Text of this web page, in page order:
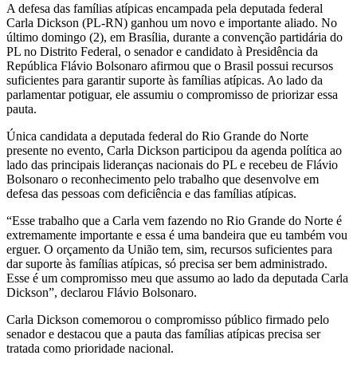
A defesa das famílias atípicas encampada pela deputada federal
Carla Dickson (PL-RN) ganhou um novo e importante aliado. No
último domingo (2), em Brasília, durante a convenção partidária do
PL no Distrito Federal, o senador e candidato à Presidência da
República Flávio Bolsonaro afirmou que o Brasil possui recursos
suficientes para garantir suporte às famílias atípicas. Ao lado da
parlamentar potiguar, ele assumiu o compromisso de priorizar essa
pauta.
Única candidata a deputada federal do Rio Grande do Norte
presente no evento, Carla Dickson participou da agenda política ao
lado das principais lideranças nacionais do PL e recebeu de Flávio
Bolsonaro o reconhecimento pelo trabalho que desenvolve em
defesa das pessoas com deficiência e das famílias atípicas.
“Esse trabalho que a Carla vem fazendo no Rio Grande do Norte é
extremamente importante e essa é uma bandeira que eu também vou
erguer. O orçamento da União tem, sim, recursos suficientes para
dar suporte às famílias atípicas, só precisa ser bem administrado.
Esse é um compromisso meu que assumo ao lado da deputada Carla
Dickson”, declarou Flávio Bolsonaro.
Carla Dickson comemorou o compromisso público firmado pelo
senador e destacou que a pauta das famílias atípicas precisa ser
tratada como prioridade nacional.